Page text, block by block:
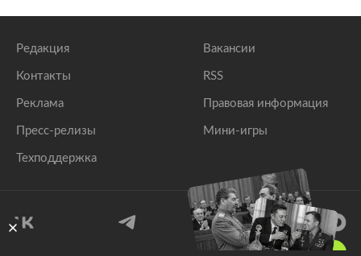
Редакция
Контакты
Реклама
Пресс-релизы
Техподдержка
Вакансии
RSS
Правовая информация
Мини-игры